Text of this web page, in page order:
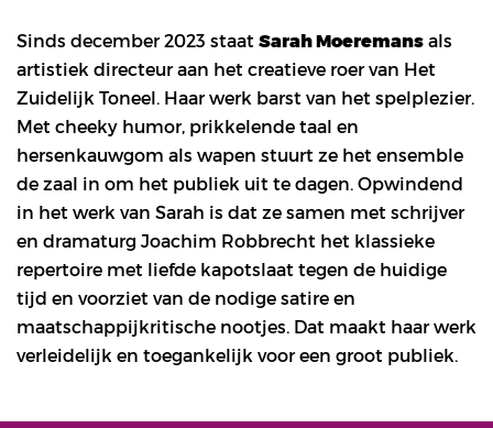
Sinds december 2023 staat Sarah Moeremans als
artistiek directeur aan het creatieve roer van Het
Zuidelijk Toneel. Haar werk barst van het spelplezier.
Met cheeky humor, prikkelende taal en
hersenkauwgom als wapen stuurt ze het ensemble
de zaal in om het publiek uit te dagen. Opwindend
in het werk van Sarah is dat ze samen met schrijver
en dramaturg Joachim Robbrecht het klassieke
repertoire met liefde kapotslaat tegen de huidige
tijd en voorziet van de nodige satire en
maatschappijkritische nootjes. Dat maakt haar werk
verleidelijk en toegankelijk voor een groot publiek.